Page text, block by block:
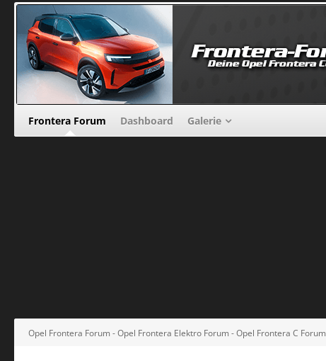
Frontera Forum Dashboard Galerie
Opel Frontera Forum - Opel Frontera Elektro Forum - Opel Frontera C Forum